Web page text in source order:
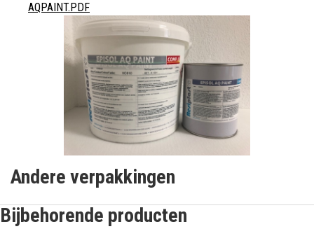
AQPAINT.PDF
Andere verpakkingen
Bijbehorende producten